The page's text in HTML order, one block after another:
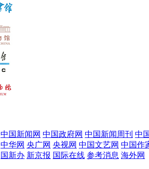
中国新闻网 中国政府网 中国新闻周刊 中
中华网 央广网 央视网 中国文艺网 中国作
国新办 新京报 国际在线 参考消息 海外网